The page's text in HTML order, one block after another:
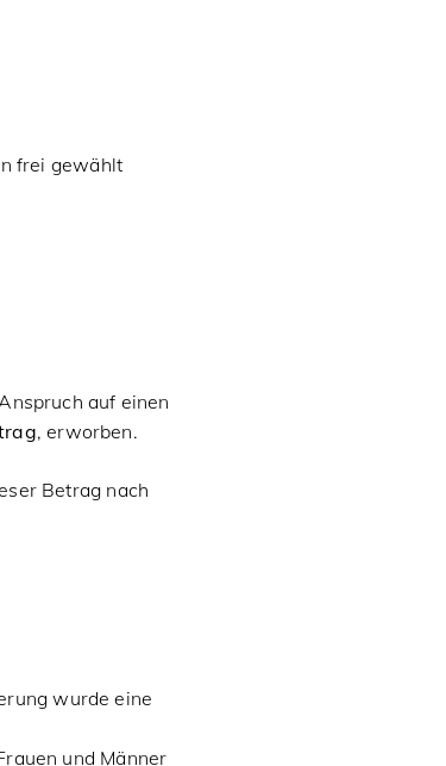
frei gewählt
auf einen
, erworben.
Betrag nach
wurde eine
und Männer